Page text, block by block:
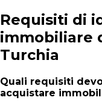
Requisiti di
immobiliare
Turchia
Quali requisiti
acquistare